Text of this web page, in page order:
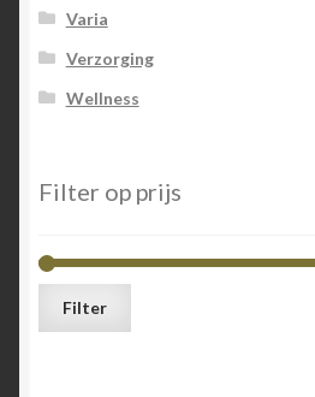
Varia
Verzorging
Wellness
Filter op prijs
Filter